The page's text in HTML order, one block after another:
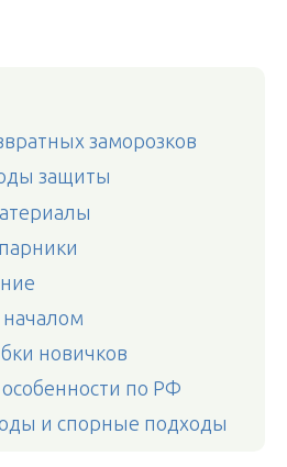
заморозков
защиты
новичков
по РФ
и спорные подходы